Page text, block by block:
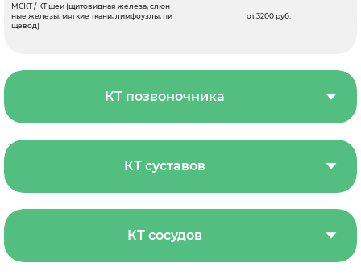
МСКТ / КТ шеи (щитовидная железа, слюн
ные железы, мягкие ткани, лимфоузлы, пи
щевод)
от 3200 руб.
КТ позвоночника
КТ суставов
КТ сосудов